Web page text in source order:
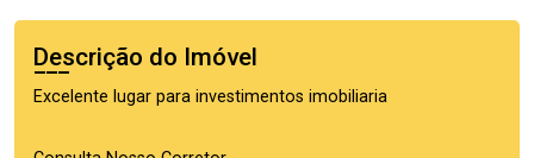
Descrição do Imóvel
Excelente lugar para investimentos imobiliaria